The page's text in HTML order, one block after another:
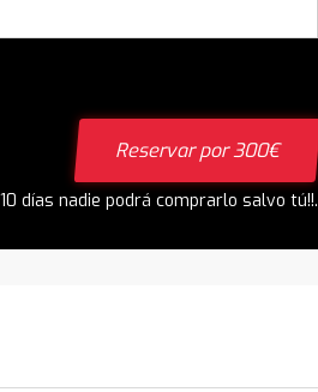
Reservar por 300€
días nadie podrá comprarlo salvo tú!!.